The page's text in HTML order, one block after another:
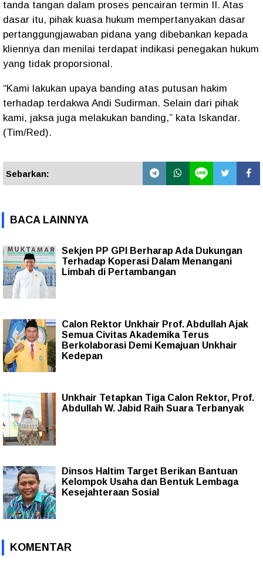
tanda tangan dalam proses pencairan termin II. Atas
dasar itu, pihak kuasa hukum mempertanyakan dasar
pertanggungjawaban pidana yang dibebankan kepada
kliennya dan menilai terdapat indikasi penegakan hukum
yang tidak proporsional.
“Kami lakukan upaya banding atas putusan hakim
terhadap terdakwa Andi Sudirman. Selain dari pihak
kami, jaksa juga melakukan banding,” kata Iskandar.
(Tim/Red).
Sebarkan:
BACA LAINNYA
Sekjen PP GPI Berharap Ada Dukungan
Terhadap Koperasi Dalam Menangani
Limbah di Pertambangan
Calon Rektor Unkhair Prof. Abdullah Ajak
Semua Civitas Akademika Terus
Berkolaborasi Demi Kemajuan Unkhair
Kedepan
Unkhair Tetapkan Tiga Calon Rektor, Prof.
Abdullah W. Jabid Raih Suara Terbanyak
Dinsos Haltim Target Berikan Bantuan
Kelompok Usaha dan Bentuk Lembaga
Kesejahteraan Sosial
KOMENTAR